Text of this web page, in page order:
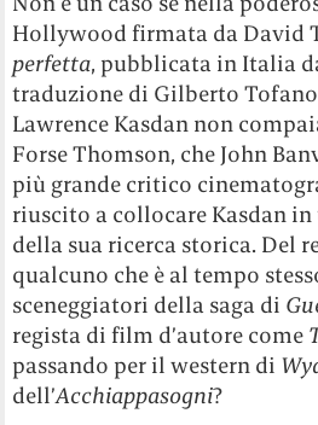
Hollywood firmata da David
perfetta, pubblicata in Italia
traduzione di Gilberto
Lawrence Kasdan non
Forse Thomson, che John
più grande critico
riuscito a collocare Kasdan
della sua ricerca storica. Del
qualcuno che è al tempo
sceneggiatori della saga di
regista di film d’autore come
passando per il western di
dell’Acchiappasogni?